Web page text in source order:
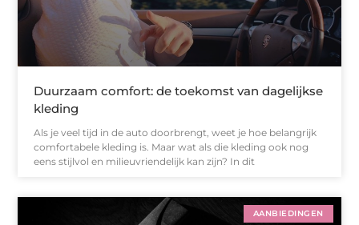
Duurzaam comfort: de toekomst van dagelijkse
kleding
Als je veel tijd in de auto doorbrengt, weet je hoe belangrijk
comfortabele kleding is. Maar wat als die kleding ook nog
eens stijlvol en milieuvriendelijk kan zijn? In dit
AANBIEDINGEN